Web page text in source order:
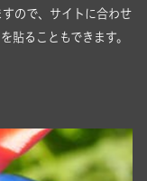
ので、サイトに合わせ
貼ることもできます。